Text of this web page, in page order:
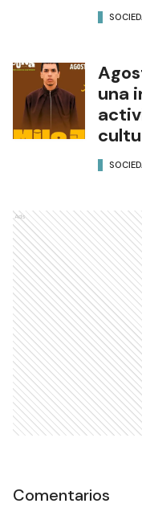
una
Ads
Comentarios